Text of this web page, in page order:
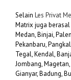
Selain Les Privat
Matrix juga
Medan, Binjai,
Pekanbaru,
Tegal, Kendal,
Jombang,
Gianyar, Badung,